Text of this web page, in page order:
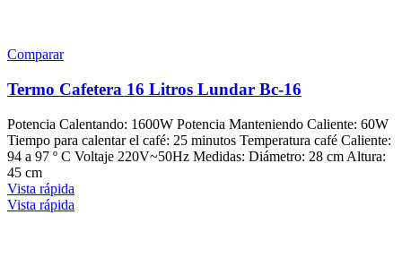
Comparar
Termo Cafetera 16 Litros Lundar Bc-16
Potencia Calentando: 1600W Potencia Manteniendo Caliente: 60W
Tiempo para calentar el café: 25 minutos Temperatura café Caliente:
94 a 97 º C Voltaje 220V~50Hz Medidas: Diámetro: 28 cm Altura:
45 cm
Vista rápida
Vista rápida